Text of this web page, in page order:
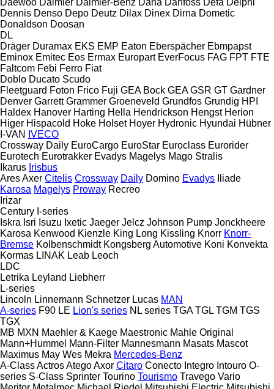
Dennis Denso Depo Deutz Dilax Dinex Dirna Dometic
Donaldson Doosan
DL
Dräger Duramax EKS EMP Eaton Eberspächer Ebmpapst
Eminox Emitec Eos Ermax Europart EverFocus FAG FPT FTE
Faltcom Febi Ferro Fiat
Doblo Ducato Scudo
Fleetguard Foton Frico Fuji GEA Bock GEA GSR GT Gardner
Denver Garrett Grammer Groeneveld Grundfos Grundig HPI
Haldex Hanover Harting Hella Hendrickson Hengst Herion
Higer Hispacold Hoke Holset Hoyer Hydronic Hyundai Hübner
I-VAN
IVECO
Crossway Daily EuroCargo EuroStar Euroclass Eurorider
Eurotech Eurotrakker Evadys Magelys Mago Stralis
Ikarus Irisbus
AresAxer Citelis Crossway Daily Domino Evadys
Iliade
Karosa Magelys Proway Recreo
Irizar
Century I-series
Iskra Isri Isuzu Ixetic Jaeger Jelcz Johnson Pump Jonckheere
Karosa Kenwood Kienzle King Long Kissling Knorr Knorr-
Bremse Kolbenschmidt Kongsberg Automotive Koni Konvekta
Kormas LINAK Leab Leoch
LDC
Letrika Leyland Liebherr
L-series
Lincoln Linnemann Schnetzer Lucas MAN
A-series F90 LE Lion's series NL series TGA TGL TGM TGS
TGX
MB MXN Maehler & Kaege Maestronic Mahle Original
Mann+Hummel Mann-Filter Mannesmann Masats Mascot
Maximus May Wes Mekra Mercedes-Benz
A-ClassActrosAtegoAxor Citaro Conecto Integro Intouro O-
series S-Class Sprinter Tourino Tourismo Travego Vario